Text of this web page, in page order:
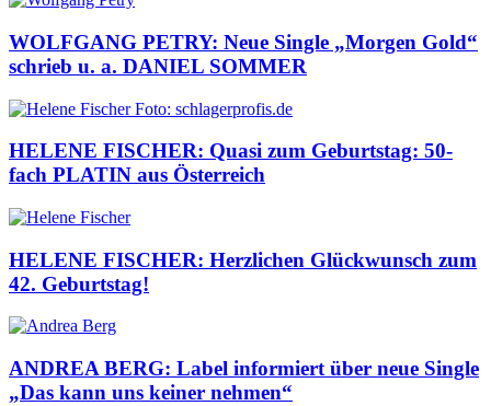
WOLFGANG PETRY: Neue Single „Morgen Gold“
schrieb u. a. DANIEL SOMMER
HELENE FISCHER: Quasi zum Geburtstag: 50-
fach PLATIN aus Österreich
HELENE FISCHER: Herzlichen Glückwunsch zum
42. Geburtstag!
ANDREA BERG: Label informiert über neue Single
„Das kann uns keiner nehmen“